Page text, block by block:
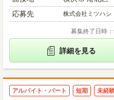
応募先
株式会社ミツハ
募集終了日時
詳細を見る
アルバイト・パート 短期 未経